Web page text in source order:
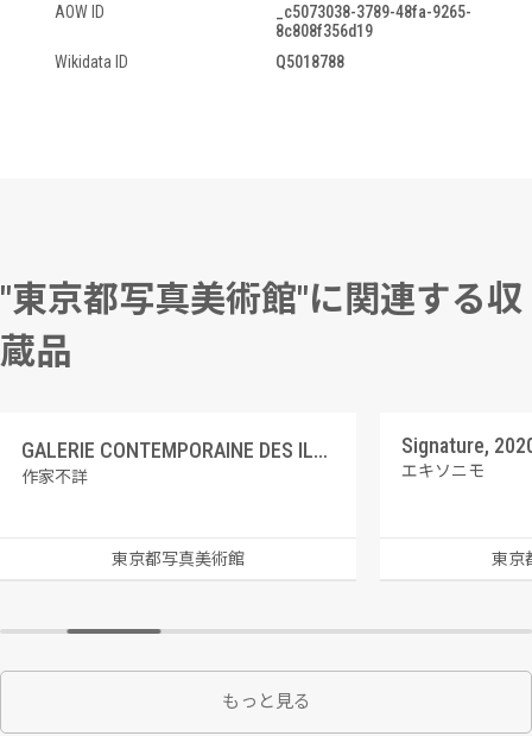
AOW ID
_c5073038-3789-48fa-9265-
8c808f356d19
Wikidata ID
Q5018788
"東京都写真美術館"に関連する収
蔵品
GALERIE CONTEMPORAINE DES ILLUSTRATIONS FRANCAISES 8 ジャン・ベナー、泉に向かう少女たち
作家不詳
東京都写真美術館
Signature,
エキソニモ
東京
もっと見る